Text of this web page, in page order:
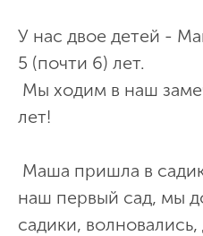
У нас двое детей -
5 (почти 6) лет.
Мы ходим в наш
лет!
Маша пришла в
наш первый сад, мы
садики,